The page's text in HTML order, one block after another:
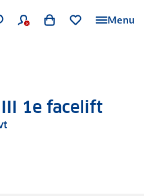
Menu
1e facelift